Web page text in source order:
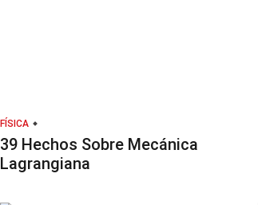
FÍSICA
39 Hechos Sobre Mecánica
Lagrangiana